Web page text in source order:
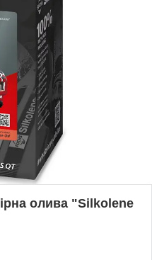
олива "Silkolene